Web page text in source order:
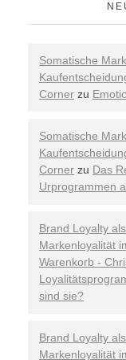
Somatische
Corner zu
Somatische
Corner zu Das
Urprogrammen
Brand Loyalty
Markenloyalität
Warenkorb -
sind sie?
Brand Loyalty
Markenloyalität